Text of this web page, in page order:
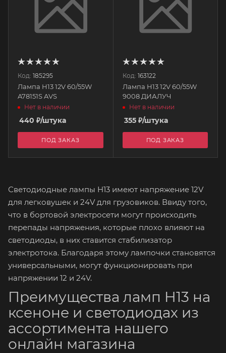
Код: 185295
Лампа H13 12V 60/55W
A78151S AVS
Нет в наличии
440 ₽/штука
ПОД ЗАКАЗ
Код: 163122
Лампа H13 12V 60/55W
9008 ДИАЛУЧ
Нет в наличии
355₽/штука
ПОД ЗАКАЗ
Светодиодные лампы H13 имеют напряжение 12V
для легковушек и 24V для грузовиков. Ввиду того,
что в бортовой электросети могут происходить
перепады напряжения, которые плохо влияют на
светодиоды, в них ставится стабилизатор
электротока. Благодаря этому лампочки становятся
универсальными, могут функционировать при
напряжении 12 и 24V.
Преимущества ламп H13 на
ксеноне и светодиодах из
ассортимента нашего
онлайн магазина